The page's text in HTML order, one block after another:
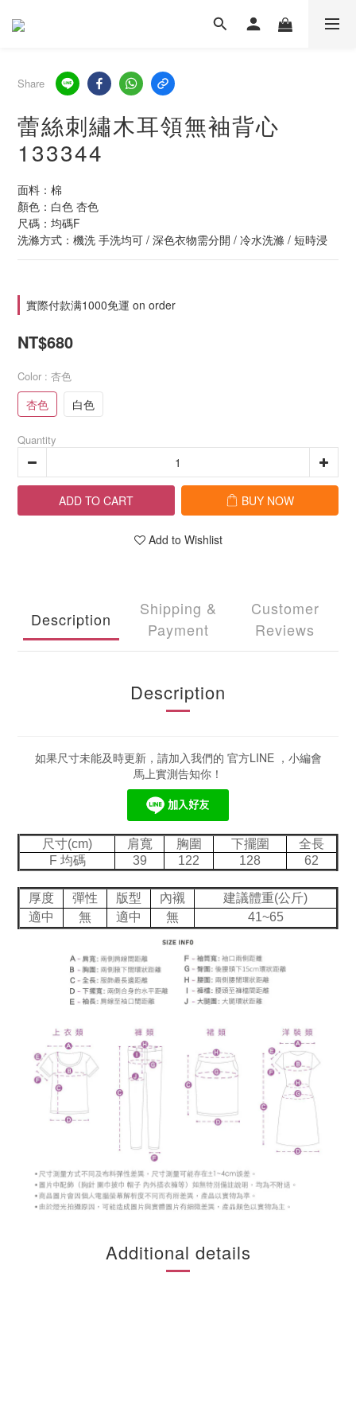
Share
蕾絲刺繡木耳領無袖背心
133344
面料：棉
顏色：白色 杏色
尺碼：均碼F
洗滌方式：機洗 手洗均可 / 深色衣物需分開 / 冷水洗滌 / 短時浸
實際付款满1000免運 on order
NT$680
Color : 杏色
杏色 白色
Quantity
ADD TO CART BUY NOW
Add to Wishlist
Description
Shipping &
Payment
Customer
Reviews
Description
如果尺寸未能及時更新，請加入我們的 官方LINE ，小編會
馬上實測告知你！
尺寸(cm) 肩寬 胸圍 下擺圍
全長
F 均碼
39 122 128 62
厚度 彈性 版型 內襯
建議體重(公斤)
適中
無 適中 無 41~65
Additional details